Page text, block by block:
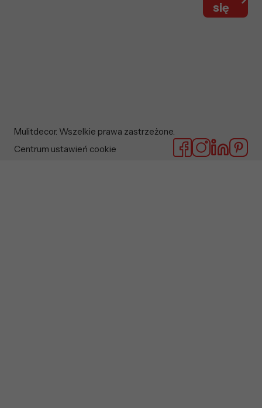
się
Mulitdecor. Wszelkie prawa zastrzeżone.
Centrum ustawień cookie